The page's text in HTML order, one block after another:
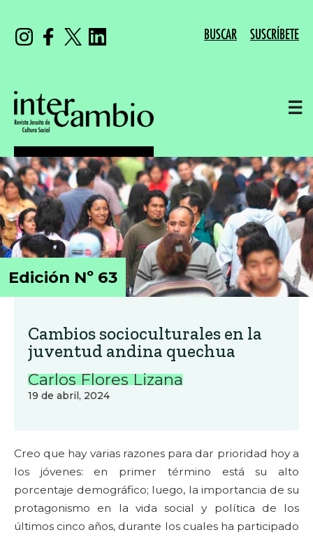
BUSCAR SUSCRÍBETE
☰
Edición Nº 63
Cambios socioculturales en la
juventud andina quechua
Carlos Flores Lizana
19 de abril, 2024
Creo que hay varias razones para dar prioridad hoy a
los jóvenes: en primer término está su alto
porcentaje demográfico; luego, la importancia de su
protagonismo en la vida social y política de los
últimos cinco años, durante los cuales ha participado